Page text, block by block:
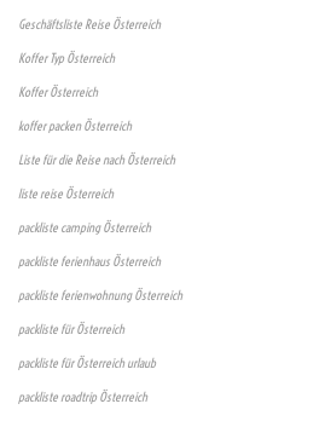
Geschäftsliste Reise Österreich
Koffer Typ Österreich
Koffer Österreich
koffer packen Österreich
Liste für die Reise nach Österreich
liste reise Österreich
packliste camping Österreich
packliste ferienhaus Österreich
packliste ferienwohnung Österreich
packliste für Österreich
packliste für Österreich urlaub
packliste roadtrip Österreich